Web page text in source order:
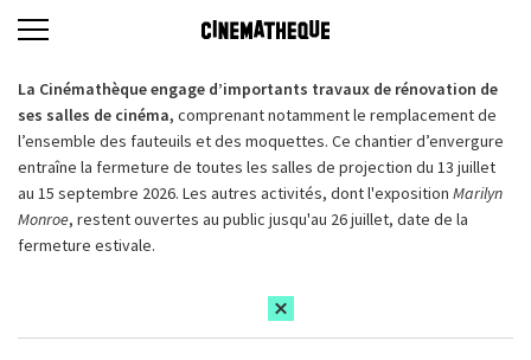
La Cinémathèque engage d’importants travaux de rénovation de
ses salles de cinéma, comprenant notamment le remplacement de
l’ensemble des fauteuils et des moquettes. Ce chantier d’envergure
entraîne la fermeture de toutes les salles de projection du 13 juillet
au 15 septembre 2026. Les autres activités, dont l'exposition Marilyn
Monroe, restent ouvertes au public jusqu'au 26 juillet, date de la
fermeture estivale.